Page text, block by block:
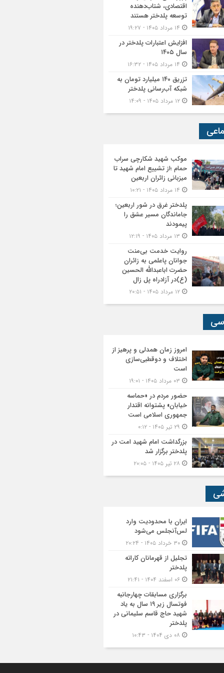
اقتصادی، شتاب‌دهنده
توسعه پلدختر هستند
افزایش اعتبارات پلدختر در
سال ۱۴۰۵
تزریق ۱۴۰ میلیارد تومان به
شبکه آب‌رسانی پلدختر
موکب شهید شکارچی سراب
حمام ؛از تشییع امام شهید تا
میزبانی زائران اربعین
پلدختر غرق در شور اربعین؛
جاماندگان مسیر عشق را
پیمودند
روایت خدمت بی‌منت
جوانان پاعلمی به زائران
حضرت اباعبدالله الحسین
(ع)در آزادراه پل زال
امروز زمان همدلی و پرهیز از
اختلاف و دوقطبی‌سازی
است
حضور مردم در «حماسه
خیابان» پشتوانه اقتدار
جمهوری اسلامی است
بزرگداشت امام شهید امت در
پلدختر برگزار شد
ایران با محدودیت وارد
لس‌آنجلس می‌شود
تجلیل از قهرمانان کاراته
پلدختر
برگزاری مسابقات چهارجانبه
فوتسال زیر ۱۹ سال به یاد
شهید حاج قاسم سلیمانی در
پلدختر